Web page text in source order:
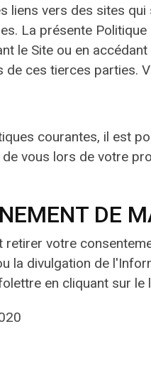
liens vers des sites
La présente
le Site ou en
ces tierces parties.
courantes, il est
vous lors de votre
DE
retirer votre
la divulgation de
en cliquant sur